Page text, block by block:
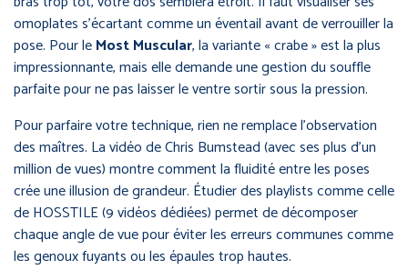
omoplates s’écartant comme un éventail avant de verrouiller la
pose. Pour leMost Muscular, la variante « crabe » est la plus
impressionnante, mais elle demande une gestion du souffle
parfaite pour ne pas laisser le ventre sortir sous la pression.
Pour parfaire votre technique, rien ne remplace l’observation
des maîtres. La vidéo de Chris Bumstead (avec ses plus d’un
million de vues) montre comment la fluidité entre les poses
crée une illusion de grandeur. Étudier des playlists comme celle
de HOSSTILE (9 vidéos dédiées) permet de décomposer
chaque angle de vue pour éviter les erreurs communes comme
les genoux fuyants ou les épaules trop hautes.